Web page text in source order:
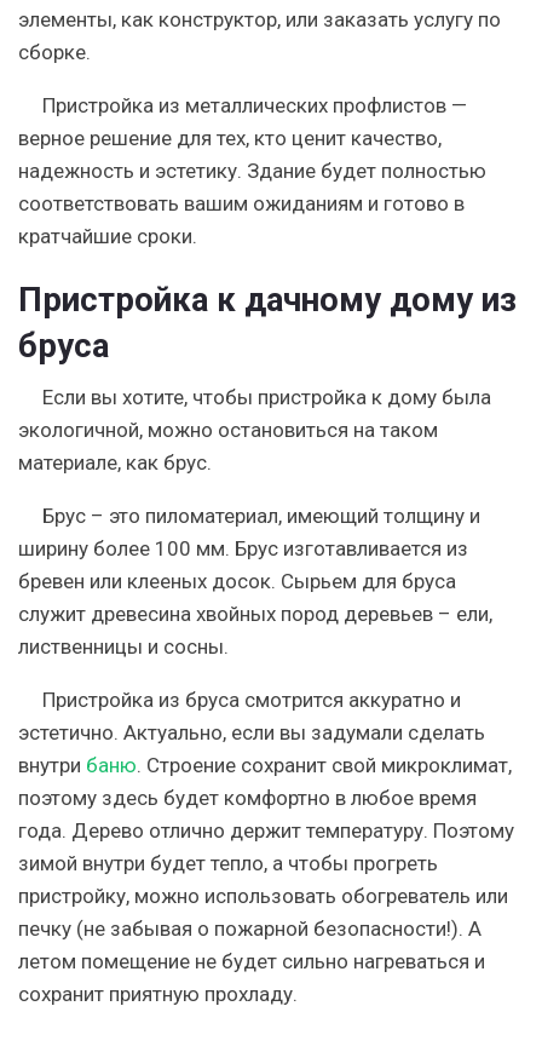
элементы, как конструктор, или заказать услугу по
сборке.
Пристройка из металлических профлистов —
верное решение для тех, кто ценит качество,
надежность и эстетику. Здание будет полностью
соответствовать вашим ожиданиям и готово в
кратчайшие сроки.
Пристройка к дачному дому из
бруса
Если вы хотите, чтобы пристройка к дому была
экологичной, можно остановиться на таком
материале, как брус.
Брус – это пиломатериал, имеющий толщину и
ширину более 100 мм. Брус изготавливается из
бревен или клееных досок. Сырьем для бруса
служит древесина хвойных пород деревьев – ели,
лиственницы и сосны.
Пристройка из бруса смотрится аккуратно и
эстетично. Актуально, если вы задумали сделать
внутри баню. Строение сохранит свой микроклимат,
поэтому здесь будет комфортно в любое время
года. Дерево отлично держит температуру. Поэтому
зимой внутри будет тепло, а чтобы прогреть
пристройку, можно использовать обогреватель или
печку (не забывая о пожарной безопасности!). А
летом помещение не будет сильно нагреваться и
сохранит приятную прохладу.